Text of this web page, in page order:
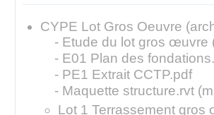
CYPE Lot Gros Oeuvre
- Etude du lot gros œuvre
- E01 Plan des
- PE1 Extrait CCTP.pdf
- Maquette structure.rvt
Lot 1 Terrassement gros